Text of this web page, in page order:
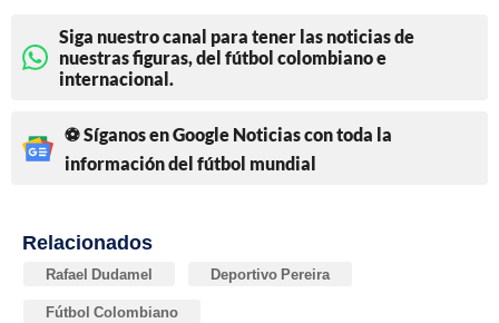
Siga nuestro canal para tener las noticias de
nuestras figuras, del fútbol colombiano e
internacional.
⚽ Síganos en Google Noticias con toda la
información del fútbol mundial
Relacionados
Rafael Dudamel Deportivo Pereira
Fútbol Colombiano